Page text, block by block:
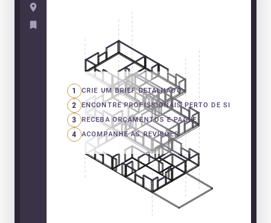
1 CRIE UM BRIEF DETALHADO
2 ENCONTRE PROFISSIONAIS PERTO DE SI
3 RECEBA ORÇAMENTOS E PAGUE
4 ACOMPANHE AS REVISÕES